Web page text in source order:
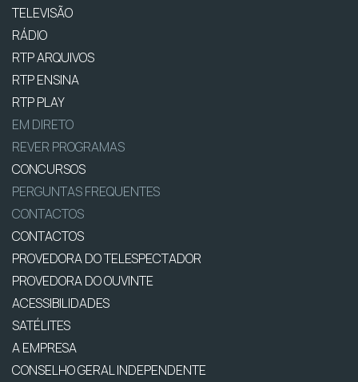
TELEVISÃO
RÁDIO
RTP ARQUIVOS
RTP ENSINA
RTP PLAY
EM DIRETO
REVER PROGRAMAS
CONCURSOS
PERGUNTAS FREQUENTES
CONTACTOS
CONTACTOS
PROVEDORA DO TELESPECTADOR
PROVEDORA DO OUVINTE
ACESSIBILIDADES
SATÉLITES
A EMPRESA
CONSELHO GERAL INDEPENDENTE